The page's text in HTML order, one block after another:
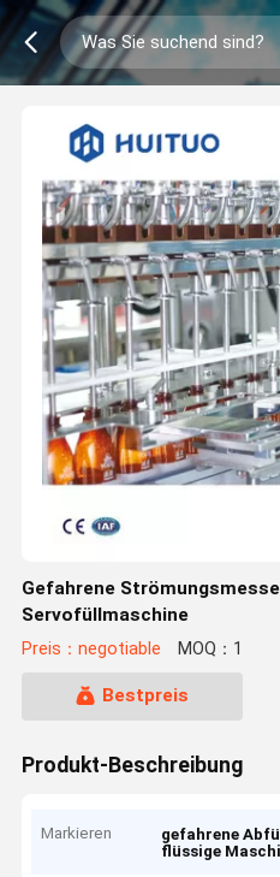
Gefahrene
Servofüllmaschine
Preis：negotiable MOQ：1
Bestpreis
Produkt-Beschreibung
Markieren gefahrene
flüssige